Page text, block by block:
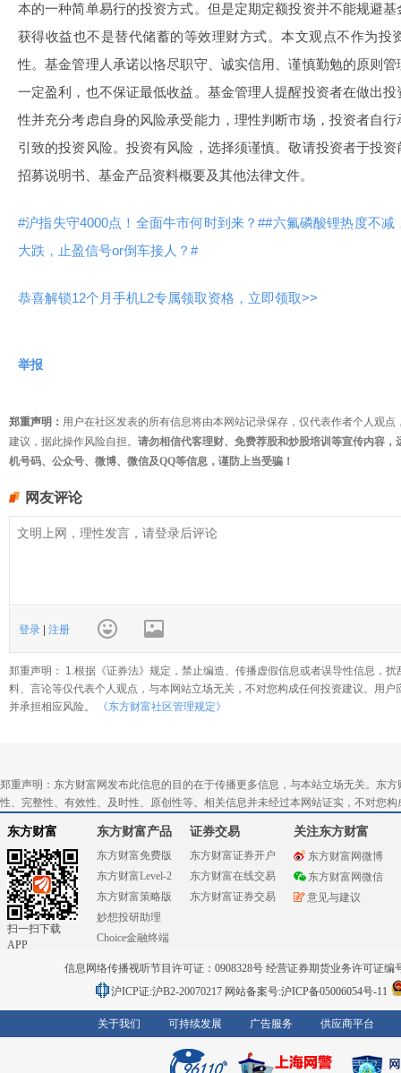
本的一种简单易行的投资方式。但是定期定额投资并不能规避
获得收益也不是替代储蓄的等效理财方式。本文观点不作为投
性。基金管理人承诺以恪尽职守、诚实信用、谨慎勤勉的原则
一定盈利，也不保证最低收益。基金管理人提醒投资者在做出
性并充分考虑自身的风险承受能力，理性判断市场，投资者自
引致的投资风险。投资有风险，选择须谨慎。敬请投资者于投
招募说明书、基金产品资料概要及其他法律文件。
#沪指失守4000点！全面牛市何时到来？##六氟磷酸锂热度不减
大跌，止盈信号or倒车接人？#
恭喜解锁12个月手机L2专属领取资格，立即领取>>
举报
郑重声明： 用户在社区发表的所有信息将由本网站记录保存，仅代表作者个人观
建议，据此操作风险自担。 请勿相信代客理财、免费荐股和炒股培训等宣传内容
机号码、公众号、微博、微信及QQ等信息，谨防上当受骗！
网友评论
登录 注册
郑重声明： 1.根据《证券法》规定，禁止编造、传播虚假信息或者误导性信息，
料、言论等仅代表个人观点，与本网站立场无关，不对您构成任何投资建议。用
并承担相应风险。
《东方财富社区管理规定》
郑重声明：东方财富网发布此信息的目的在于传播更多信息，与本站立场无关。东
性、完整性、有效性、及时性、原创性等。相关信息并未经过本网站证实，不对您
东方财富
扫一扫下载
APP
东方财富产品
东方财富免费版
东方财富Level-2
东方财富策略版
妙想投研助理
Choice金融终端
证券交易
东方财富证券开户
东方财富在线交易
东方财富证券交易
关注东方财富
东方财富网微博
东方财富网微信
意见与建议
信息网络传播视听节目许可证：0908328号 经营证券期货业务许可证编
沪ICP证:沪B2-20070217 网站备案号:沪ICP备05006054号-11
关于我们 可持续发展 广告服务 供应商平台